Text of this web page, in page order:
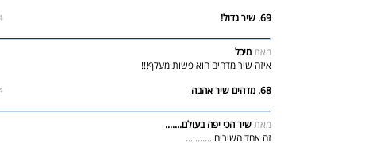
69. שיר גדול!
מאתמיכל
איזה שיר מדהים הוא פשות מעלף!!!
68. מדהים שיר אהבה
מאתשיר הכי יפה בעולם.......
זה אחד השירים............